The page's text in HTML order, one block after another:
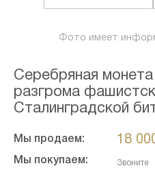
Фото имеет
Серебряная
разгрома
Сталинградской
Мы продаем: 18
Мы покупаем: Звоните